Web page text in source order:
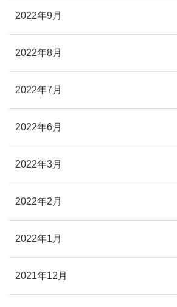
2022年9月
2022年8月
2022年7月
2022年6月
2022年3月
2022年2月
2022年1月
2021年12月